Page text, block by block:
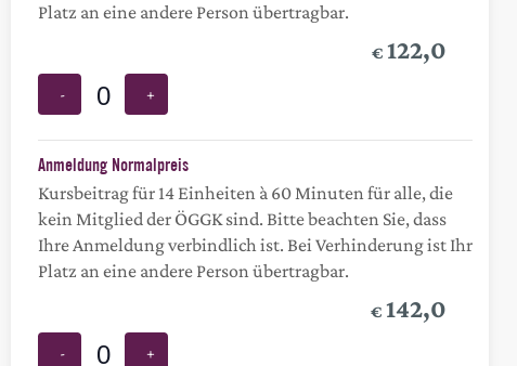
Platz an eine andere Person übertragbar.
€ 122,0
-
Anzahl
+
Anmeldung Normalpreis
Kursbeitrag für 14 Einheiten à 60 Minuten für alle, die
kein Mitglied der ÖGGK sind. Bitte beachten Sie, dass
Ihre Anmeldung verbindlich ist. Bei Verhinderung ist Ihr
Platz an eine andere Person übertragbar.
€ 142,0
- +